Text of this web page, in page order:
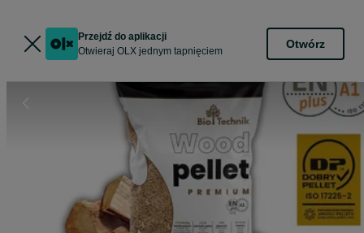
Przejdź do aplikacji
Otwieraj OLX jednym tapnięciem
Otwórz